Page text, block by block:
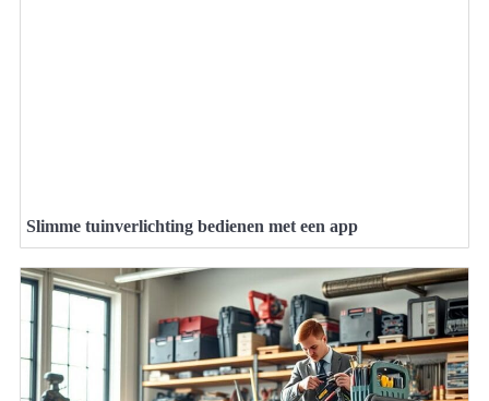
Slimme tuinverlichting bedienen met een app